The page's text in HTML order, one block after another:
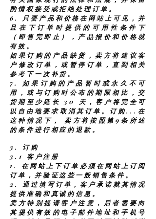
酌情权接受或拒绝处理订单。
6.
只要产品和价格在网站上可见，并
且在下订单时提供的可用性条件下
（即售完即止），产品报价和价格就
有效。
如果订购的产品缺货，卖方将建议客
户修改订单，或暂停订单，直到相关
参考下一次补货。
7.
如果订购的产品暂时或永久不可
用，或与订购时公布的期限相比，交
货期至少延长 30 天，客户将完全可
以自由地要求取消其订单。订购...在
这种情况下，
卖方将按照第9条所述
的条件进行相应的退款。
3. 订购
3.1 客户注册
1.
在网站上下订单必须在网站上订阅
订单，并验证这些一般销售条件。
2.
通过填写订单，客户承诺就其情况
提供准确和真诚的信息。
卖方特别提请客户注意，后者需要向
其提供有效的电子邮件地址和手机号